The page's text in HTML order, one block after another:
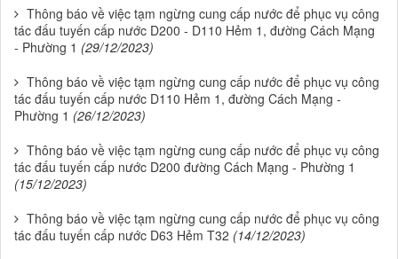
Thông báo về việc tạm ngừng cung cấp nước để phục vụ công
tác đấu tuyến cấp nước D200 - D110 Hẻm 1, đường Cách Mạng
- Phường 1 (29/12/2023)
Thông báo về việc tạm ngừng cung cấp nước để phục vụ công
tác đấu tuyến cấp nước D110 Hẻm 1, đường Cách Mạng -
Phường 1 (26/12/2023)
Thông báo về việc tạm ngừng cung cấp nước để phục vụ công
tác đấu tuyến cấp nước D200 đường Cách Mạng - Phường 1
(15/12/2023)
Thông báo về việc tạm ngừng cung cấp nước để phục vụ công
tác đấu tuyến cấp nước D63 Hẻm T32 (14/12/2023)